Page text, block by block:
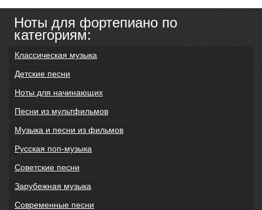
Ноты для фортепиано по
категориям:
Классическая музыка
Детские песни
Ноты для начинающих
Песни из мультфильмов
Музыка и песни из фильмов
Русская поп-музыка
Советские песни
Зарубежная музыка
Современные песни